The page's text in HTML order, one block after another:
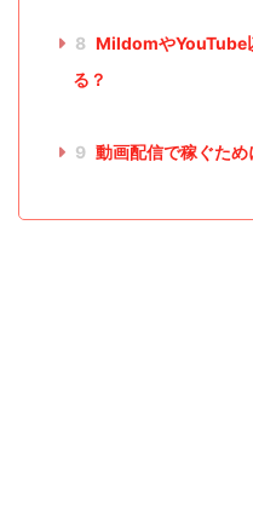
8 MildomやYouTube
る？
9 動画配信で稼ぐた